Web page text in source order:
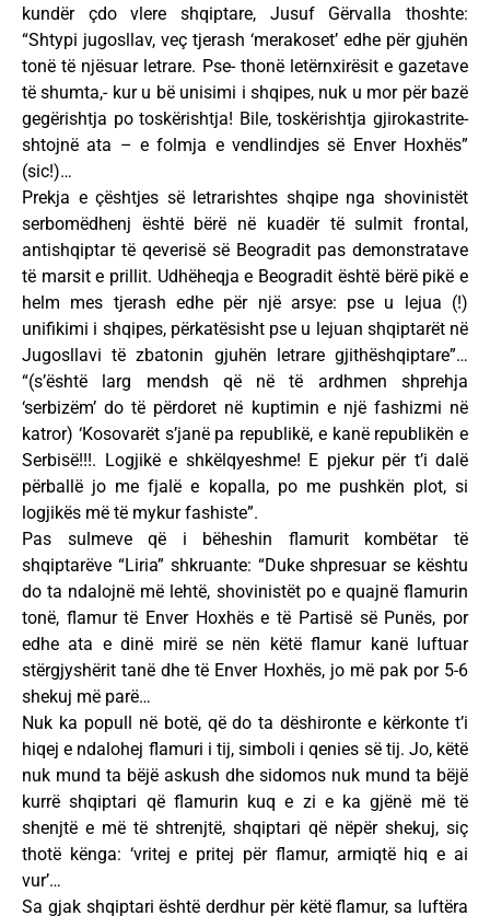
kundër çdo vlere shqiptare, Jusuf Gërvalla thoshte:
“Shtypi jugosllav, veç tjerash ‘merakoset’ edhe për gjuhën
tonë të njësuar letrare. Pse- thonë letërnxirësit e gazetave
të shumta,- kur u bë unisimi i shqipes, nuk u mor për bazë
gegërishtja po toskërishtja! Bile, toskërishtja gjirokastrite-
shtojnë ata – e folmja e vendlindjes së Enver Hoxhës”
(sic!)…
Prekja e çështjes së letrarishtes shqipe nga shovinistët
serbomëdhenj është bërë në kuadër të sulmit frontal,
antishqiptar të qeverisë së Beogradit pas demonstratave
të marsit e prillit. Udhëheqja e Beogradit është bërë pikë e
helm mes tjerash edhe për një arsye: pse u lejua (!)
unifikimi i shqipes, përkatësisht pse u lejuan shqiptarët në
Jugosllavi të zbatonin gjuhën letrare gjithëshqiptare”…
“(s’është larg mendsh që në të ardhmen shprehja
‘serbizëm’ do të përdoret në kuptimin e një fashizmi në
katror) ‘Kosovarët s’janë pa republikë, e kanë republikën e
Serbisë!!!. Logjikë e shkëlqyeshme! E pjekur për t’i dalë
përballë jo me fjalë e kopalla, po me pushkën plot, si
logjikës më të mykur fashiste”.
Pas sulmeve që i bëheshin flamurit kombëtar të
shqiptarëve “Liria” shkruante: “Duke shpresuar se kështu
do ta ndalojnë më lehtë, shovinistët po e quajnë flamurin
tonë, flamur të Enver Hoxhës e të Partisë së Punës, por
edhe ata e dinë mirë se nën këtë flamur kanë luftuar
stërgjyshërit tanë dhe të Enver Hoxhës, jo më pak por 5-6
shekuj më parë…
Nuk ka popull në botë, që do ta dëshironte e kërkonte t’i
hiqej e ndalohej flamuri i tij, simboli i qenies së tij. Jo, këtë
nuk mund ta bëjë askush dhe sidomos nuk mund ta bëjë
kurrë shqiptari që flamurin kuq e zi e ka gjënë më të
shenjtë e më të shtrenjtë, shqiptari që nëpër shekuj, siç
thotë kënga: ‘vritej e pritej për flamur, armiqtë hiq e ai
vur’…
Sa gjak shqiptari është derdhur për këtë flamur, sa luftëra